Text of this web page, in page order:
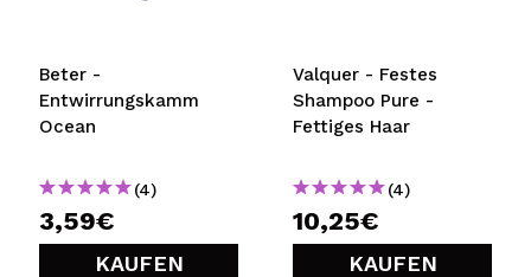
Beter -
Entwirrungskamm
Ocean
(4)
3,59€
KAUFEN
Valquer - Festes
Shampoo Pure -
Fettiges Haar
(4)
10,25€
KAUFEN